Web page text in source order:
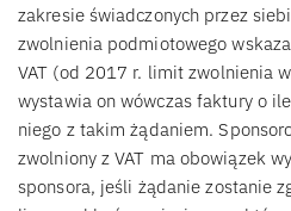
zakresie świadczonych przez
zwolnienia podmiotowego
VAT (od 2017 r. limit zwolnienia
wystawia on wówczas faktury o
niego z takim żądaniem.
zwolniony z VAT ma obowiązek
sponsora, jeśli żądanie zostanie